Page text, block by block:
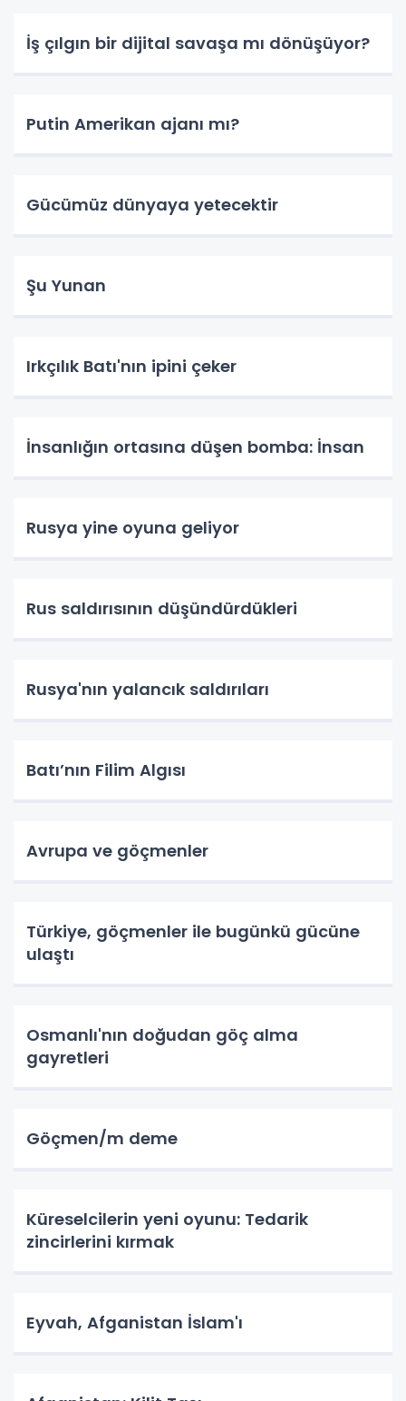
İş çılgın bir dijital savaşa mı dönüşüyor?
Putin Amerikan ajanı mı?
Gücümüz dünyaya yetecektir
Şu Yunan
Irkçılık Batı'nın ipini çeker
İnsanlığın ortasına düşen bomba: İnsan
Rusya yine oyuna geliyor
Rus saldırısının düşündürdükleri
Rusya'nın yalancık saldırıları
Batı’nın Filim Algısı
Avrupa ve göçmenler
Türkiye, göçmenler ile bugünkü gücüne
ulaştı
Osmanlı'nın doğudan göç alma
gayretleri
Göçmen/m deme
Küreselcilerin yeni oyunu: Tedarik
zincirlerini kırmak
Eyvah, Afganistan İslam'ı